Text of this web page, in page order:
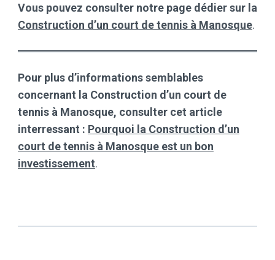
Vous pouvez consulter notre page dédier sur la
Construction d’un court de tennis à Manosque.
Pour plus d’informations semblables
concernant la Construction d’un court de
tennis à Manosque, consulter cet article
interressant : Pourquoi la Construction d’un
court de tennis à Manosque est un bon
investissement.